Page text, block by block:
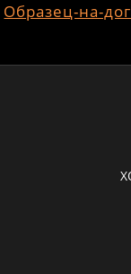
Образец-на-